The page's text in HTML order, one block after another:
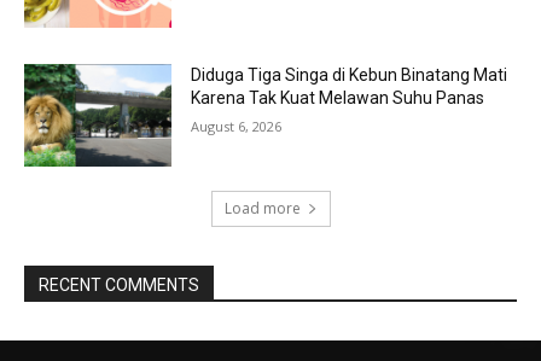
Diduga Tiga Singa di Kebun Binatang Mati
Karena Tak Kuat Melawan Suhu Panas
August 6, 2026
Load more
RECENT COMMENTS